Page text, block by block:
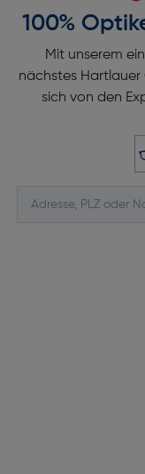
100%
Mit unserem
nächstes Hartlauer
sich von den